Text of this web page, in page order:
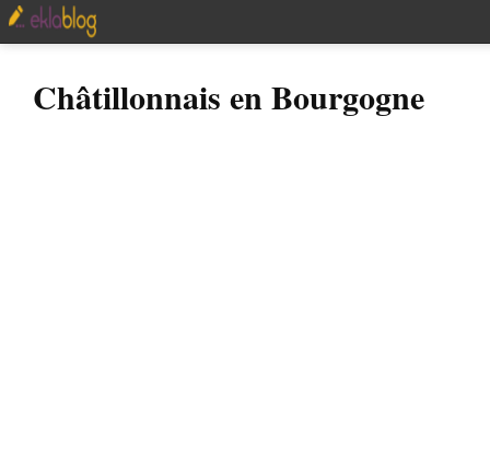
Châtillonnais en Bourgogne